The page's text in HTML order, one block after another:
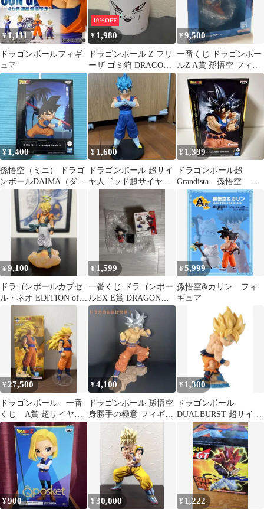
¥ 1,111
ドラゴンボールフィギ
ュア
10%OFF
¥ 1,980
ドラゴンボール Z フリ
ーザ ゴミ箱 DRAGON
BALL ジャンプショッ
¥9,500
一番くじ ドラゴンボー
ルZ A賞 孫悟空 フィギ
ュア
¥1,400
孫悟空（ミニ） ドラゴ
ンボールDAIMA（ダイ
マ）パ ネル付きフィギ
ュア
¥ 1,600
ドラゴンボール 超サイ
ヤ人ゴッド超サイヤ人
¥ 1,399
ドラゴンボール超
Grandista 孫悟空 フ
ィギュア
¥9,100
ドラゴンボールカプセ
ル・ネオ EDITION of
¥ 1,599
一番くじ ドラゴンボー
ルEX E賞 DRAGON
ARCHIVES 孫悟空
¥5,999
孫悟空&カリン フィ
ギュア
¥ 27,500
ドラゴンボール 一番
くじ A賞 超サイヤ人3
孫悟空 フィギュア
国内正規品
¥4,100
ドラゴンボール 孫悟空
身勝手の極意 フィギュ
¥ 1,300
ドラゴンボール
DUALBURST 超サイヤ
人 孫悟空 セル
¥900 ¥30,000 ¥ 1,222